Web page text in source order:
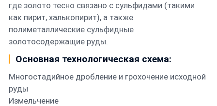
где золото тесно связано с сульфидами (такими
как пирит, халькопирит), а также
полиметаллические сульфидные
золотосодержащие руды.
Основная технологическая схема:
Многостадийное дробление и грохочение исходной
руды
Измельчение